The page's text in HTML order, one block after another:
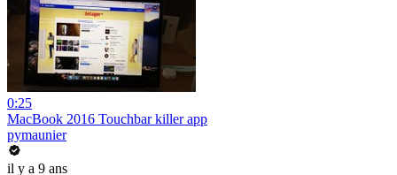
0:25
MacBook 2016 Touchbar killer app
pymaunier
il y a 9 ans